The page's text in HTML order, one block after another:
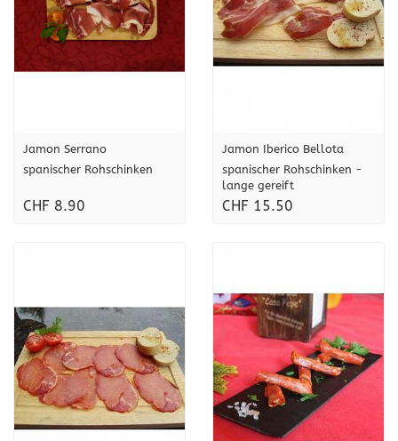
Jamon Serrano
spanischer Rohschinken
CHF 8.90
Jamon Iberico Bellota
spanischer Rohschinken -
lange gereift
CHF 15.50